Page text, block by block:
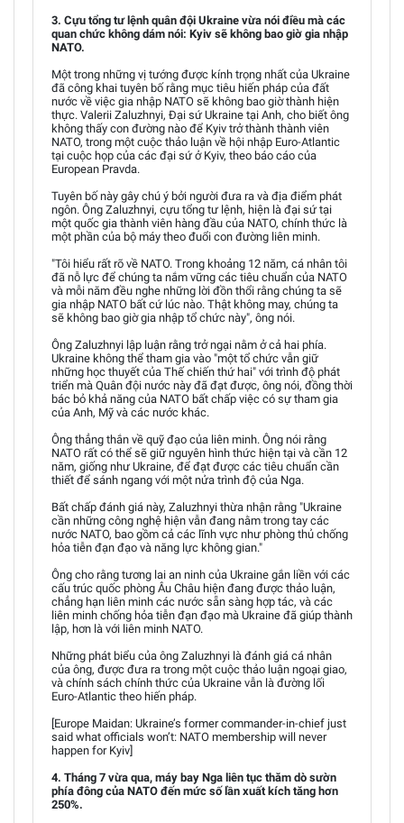
3. Cựu tổng tư lệnh quân đội Ukraine vừa nói điều mà các
quan chức không dám nói: Kyiv sẽ không bao giờ gia nhập
NATO.
Một trong những vị tướng được kính trọng nhất của Ukraine
đã công khai tuyên bố rằng mục tiêu hiến pháp của đất
nước về việc gia nhập NATO sẽ không bao giờ thành hiện
thực. Valerii Zaluzhnyi, Đại sứ Ukraine tại Anh, cho biết ông
không thấy con đường nào để Kyiv trở thành thành viên
NATO, trong một cuộc thảo luận về hội nhập Euro-Atlantic
tại cuộc họp của các đại sứ ở Kyiv, theo báo cáo của
European Pravda.
Tuyên bố này gây chú ý bởi người đưa ra và địa điểm phát
ngôn. Ông Zaluzhnyi, cựu tổng tư lệnh, hiện là đại sứ tại
một quốc gia thành viên hàng đầu của NATO, chính thức là
một phần của bộ máy theo đuổi con đường liên minh.
"Tôi hiểu rất rõ về NATO. Trong khoảng 12 năm, cá nhân tôi
đã nỗ lực để chúng ta nắm vững các tiêu chuẩn của NATO
và mỗi năm đều nghe những lời đồn thổi rằng chúng ta sẽ
gia nhập NATO bất cứ lúc nào. Thật không may, chúng ta
sẽ không bao giờ gia nhập tổ chức này", ông nói.
Ông Zaluzhnyi lập luận rằng trở ngại nằm ở cả hai phía.
Ukraine không thể tham gia vào "một tổ chức vẫn giữ
những học thuyết của Thế chiến thứ hai" với trình độ phát
triển mà Quân đội nước này đã đạt được, ông nói, đồng thời
bác bỏ khả năng của NATO bất chấp việc có sự tham gia
của Anh, Mỹ và các nước khác.
Ông thẳng thắn về quỹ đạo của liên minh. Ông nói rằng
NATO rất có thể sẽ giữ nguyên hình thức hiện tại và cần 12
năm, giống như Ukraine, để đạt được các tiêu chuẩn cần
thiết để sánh ngang với một nửa trình độ của Nga.
Bất chấp đánh giá này, Zaluzhnyi thừa nhận rằng "Ukraine
cần những công nghệ hiện vẫn đang nằm trong tay các
nước NATO, bao gồm cả các lĩnh vực như phòng thủ chống
hỏa tiễn đạn đạo và năng lực không gian."
Ông cho rằng tương lai an ninh của Ukraine gắn liền với các
cấu trúc quốc phòng Âu Châu hiện đang được thảo luận,
chẳng hạn liên minh các nước sẵn sàng hợp tác, và các
liên minh chống hỏa tiễn đạn đạo mà Ukraine đã giúp thành
lập, hơn là với liên minh NATO.
Những phát biểu của ông Zaluzhnyi là đánh giá cá nhân
của ông, được đưa ra trong một cuộc thảo luận ngoại giao,
và chính sách chính thức của Ukraine vẫn là đường lối
Euro-Atlantic theo hiến pháp.
[Europe Maidan: Ukraine’s former commander-in-chief just
said what officials won’t: NATO membership will never
happen for Kyiv]
4. Tháng 7 vừa qua, máy bay Nga liên tục thăm dò sườn
phía đông của NATO đến mức số lần xuất kích tăng hơn
250%.